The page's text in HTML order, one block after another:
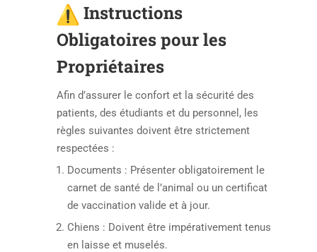
Instructions
Obligatoires pour les
Propriétaires
Afin d’assurer le confort et la sécurité des
patients, des étudiants et du personnel, les
règles suivantes doivent être strictement
respectées :
Documents : Présenter obligatoirement le
carnet de santé de l’animal ou un certificat
de vaccination valide et à jour.
Chiens : Doivent être impérativement tenus
en laisse et muselés.